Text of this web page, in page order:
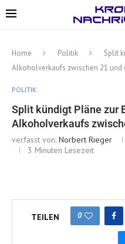
Home Politik
Split
Alkoholverkaufs zwischen 21 und
POLITIK
Split kündigt Pläne zur
Alkoholverkaufs
verfasst von: Norbert Rieger
3 Minuten Lesezeit
TEILEN 0